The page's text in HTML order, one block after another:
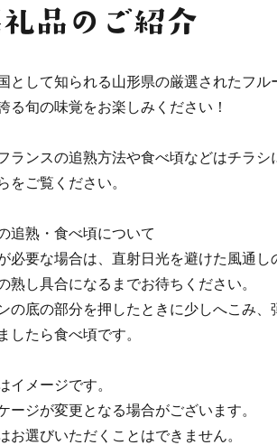
として知られる山形県の厳選されたフル
る旬の味覚をお楽しみください！
ランスの追熟方法や食べ頃などはチラシ
をご覧ください。
追熟・食べ頃について
必要な場合は、直射日光を避けた風通し
熟し具合になるまでお待ちください。
の底の部分を押したときに少しへこみ、
したら食べ頃です。
イメージです。
ージが変更となる場合がございます。
お選びいただくことはできません。